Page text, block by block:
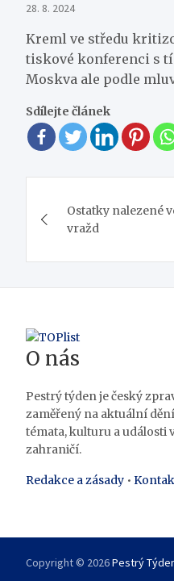
28. 8. 2024
Kreml ve středu
tiskové konferenci s
Moskva ale podle
Sdílejte článek
pro
příspěvek
Ostatky nalezené
vražd
O nás
Pestrý týden je český
zaměřený na aktuální
témata, kulturu a události
zahraničí.
Redakce a zásady •
Copyright © 2026Pestrý